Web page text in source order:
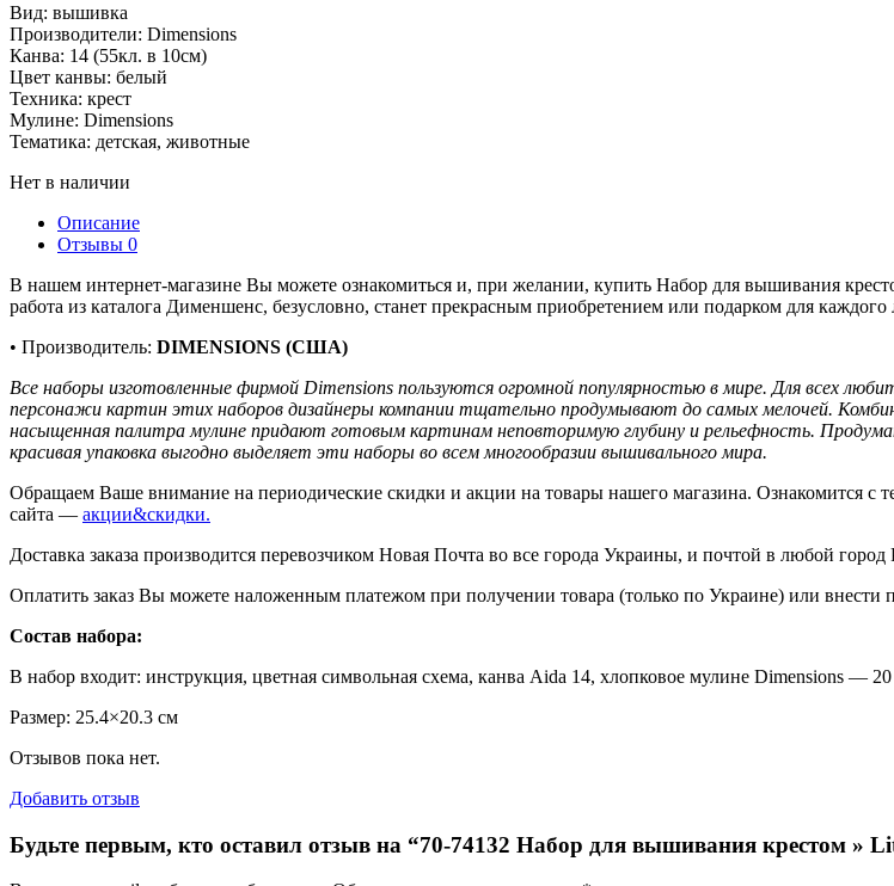
Вид: вышивка
Производители: Dimensions
Канва: 14 (55кл. в 10см)
Цвет канвы: белый
Техника: крест
Мулине: Dimensions
Тематика: детская, животные
Нет в наличии
Описание
Отзывы 0
В нашем интернет-магазине Вы можете ознакомиться и, при желании, купить Набор для вышивания
работа из каталога Дименшенс, безусловно, станет прекрасным приобретением или подарком для
• Производитель: DIMENSIONS (США)
Все наборы изготовленные фирмой Dimensions пользуются огромной популярностью в мире. Для всех
персонажи картин этих наборов дизайнеры компании тщательно продумывают до самых мелочей.
насыщенная палитра мулине придают готовым картинам неповторимую глубину и рельефность.
красивая упаковка выгодно выделяет эти наборы во всем многообразии вышивального мира.
Обращаем Ваше внимание на периодические скидки и акции на товары нашего магазина. Ознакомится
сайта — акции&скидки.
Доставка заказа производится перевозчиком Новая Почта во все города Украины, и почтой в любой
Оплатить заказ Вы можете наложенным платежом при получении товара (только по Украине) или внести
Состав набора:
В набор входит: инструкция, цветная символьная схема, канва Aida 14, хлопковое мулине Dimensions — 20
Размер: 25.4×20.3 см
Отзывов пока нет.
Добавить отзыв
Будьте первым, кто оставил отзыв на “70-74132 Набор для вышивания крестом